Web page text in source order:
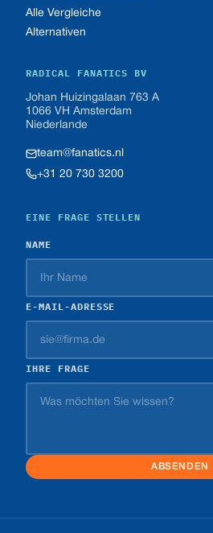
Alle Vergleiche
Alternativen
RADICAL FANATICS BV
Johan Huizingalaan 763 A
1066 VH Amsterdam
Niederlande
team@fanatics.nl
+31 20 730 3200
EINE FRAGE STELLEN
NAME
E-MAIL-ADRESSE
IHRE FRAGE
ABSENDEN